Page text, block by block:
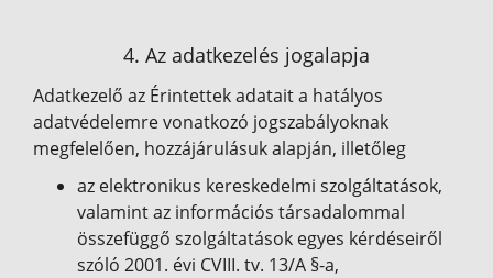
4. Az adatkezelés jogalapja
Adatkezelő az Érintettek adatait a hatályos
adatvédelemre vonatkozó jogszabályoknak
megfelelően, hozzájárulásuk alapján, illetőleg
az elektronikus kereskedelmi szolgáltatások,
valamint az információs társadalommal
összefüggő szolgáltatások egyes kérdéseiről
szóló 2001. évi CVIII. tv. 13/A §-a,